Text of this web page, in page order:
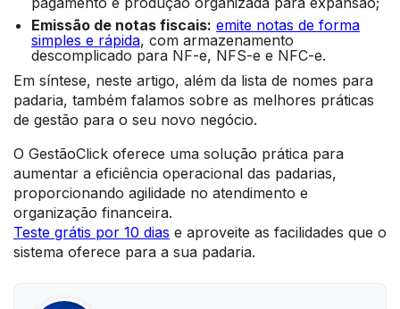
Emissão de notas fiscais: emite notas de forma
simples e rápida, com armazenamento
descomplicado para NF-e, NFS-e e NFC-e.
Em síntese, neste artigo, além da lista de nomes para
padaria, também falamos sobre as melhores práticas
de gestão para o seu novo negócio.
O GestãoClick oferece uma solução prática para
aumentar a eficiência operacional das padarias,
proporcionando agilidade no atendimento e
organização financeira.
Teste grátis por 10 dias e aproveite as facilidades que o
sistema oferece para a sua padaria.